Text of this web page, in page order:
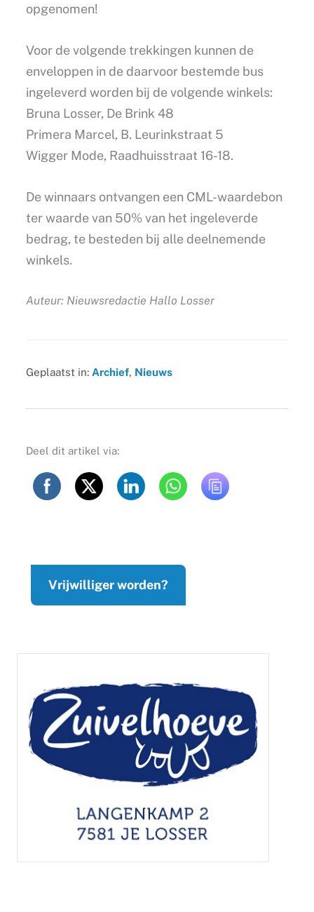
opgenomen!
Voor de volgende trekkingen kunnen de
enveloppen in de daarvoor bestemde bus
ingeleverd worden bij de volgende winkels:
Bruna Losser, De Brink 48
Primera Marcel, B. Leurinkstraat 5
Wigger Mode, Raadhuisstraat 16-18.
De winnaars ontvangen een CML-waardebon
ter waarde van 50% van het ingeleverde
bedrag, te besteden bij alle deelnemende
winkels.
Auteur: Nieuwsredactie Hallo Losser
Geplaatst in: Archief, Nieuws
Deel dit artikel via:
Vrijwilliger worden?